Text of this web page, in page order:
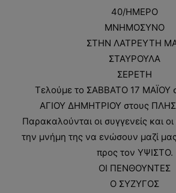
40/ΗΜΕΡΟ
ΜΝΗΜΟΣΥΝΟ
ΣΤΗΝ ΛΑΤΡΕΥΤΗ
ΣΤΑΥΡΟΥΛΑ
ΣΕΡΕΤΗ
Τελούμε το ΣΑΒΒΑΤΟ 17 ΜΑΪΟΥ
ΑΓΙΟΥ ΔΗΜΗΤΡΙΟΥ στους
Παρακαλούνται οι συγγενείς και οι
την μνήμη της να ενώσουν μαζί μας
προς τον ΥΨΙΣΤΟ.
ΟΙ ΠΕΝΘΟΥΝΤΕΣ
Ο ΣΥΖΥΓΟΣ